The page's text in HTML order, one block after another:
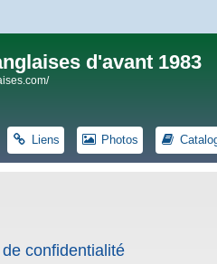
d'avant 1983
Liens Photos
confidentialité